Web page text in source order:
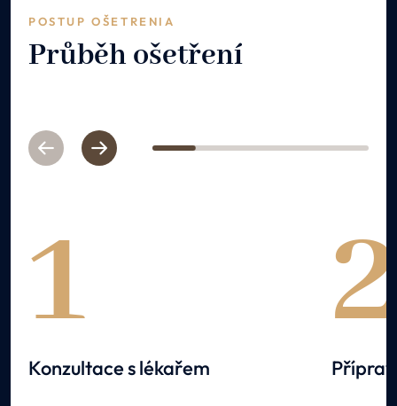
POSTUP OŠETRENIA
Průběh ošetření
PreviousNext 1 2 3 4 5
1
Konzultace s lékařem